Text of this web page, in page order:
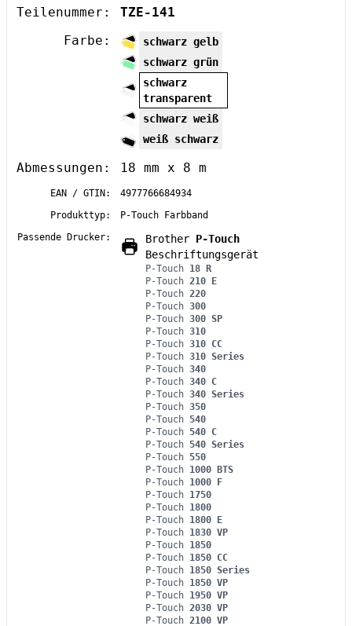
Teilenummer:
TZE-141
Farbe:
schwarz gelb
schwarz grün
schwarz
transparent
schwarz weiß
weiß schwarz
Abmessungen: 18 mm x 8 m
EAN / GTIN:
4977766684934
Produkttyp:
P-Touch Farbband
Passende Drucker:
Brother P-Touch
Beschriftungsgerät
P-Touch 18 R
P-Touch 210 E
P-Touch 220
P-Touch 300
P-Touch 300 SP
P-Touch 310
P-Touch 310 CC
P-Touch 310 Series
P-Touch 340
P-Touch 340 C
P-Touch 340 Series
P-Touch 350
P-Touch 540
P-Touch 540 C
P-Touch 540 Series
P-Touch 550
P-Touch 1000 BTS
P-Touch 1000 F
P-Touch 1750
P-Touch 1800
P-Touch 1800 E
P-Touch 1830 VP
P-Touch 1850
P-Touch 1850 CC
P-Touch 1850 Series
P-Touch 1850 VP
P-Touch 1950 VP
P-Touch 2030 VP
P-Touch 2100 VP